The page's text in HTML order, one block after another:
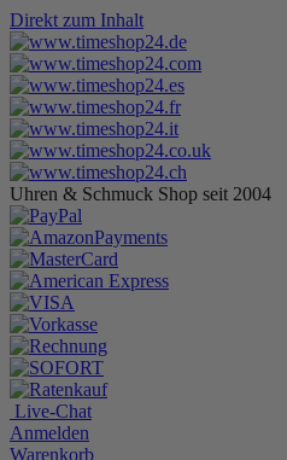
Direkt zum Inhalt
Uhren & Schmuck Shop seit 2004
Live-Chat
Anmelden
Warenkorb